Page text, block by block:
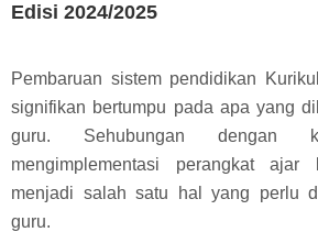
Edisi 2024/2025
Pembaruan sistem pendidikan
signifikan bertumpu pada apa yang
guru. Sehubungan dengan
mengimplementasi perangkat
menjadi salah satu hal yang perlu
guru.